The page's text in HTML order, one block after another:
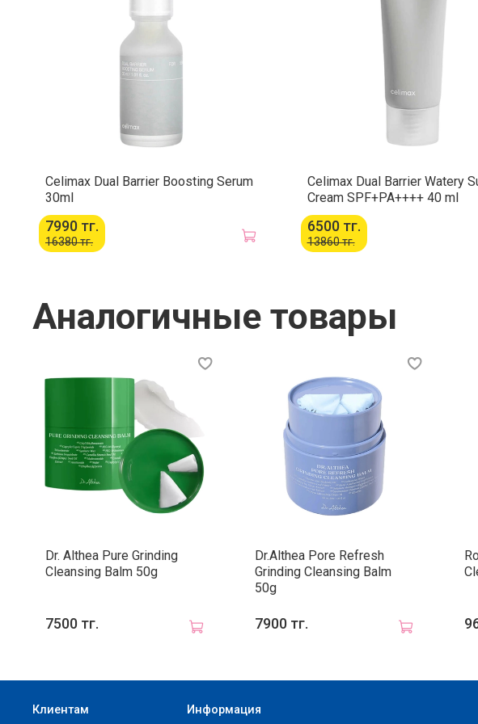
Celimax Dual Barrier Boosting Serum
30ml
7990 тг.
16380 тг.
Celimax Dual Barrier Watery
Cream SPF+PA++++ 40 ml
6500 тг.
13860 тг.
Аналогичные товары
Dr. Althea Pure Grinding
Cleansing Balm 50g
7500 тг.
Dr.Althea Pore Refresh
Grinding Cleansing Balm
50g
7900 тг.
Клиентам Информация